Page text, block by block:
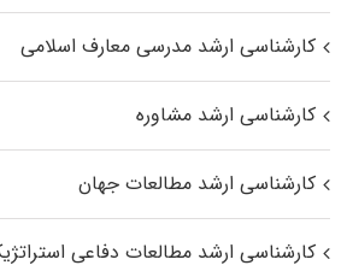
کارشناسی ارشد مدرسی معارف اسلامی
کارشناسی ارشد مشاوره
کارشناسی ارشد مطالعات جهان
کارشناسی ارشد مطالعات دفاعی